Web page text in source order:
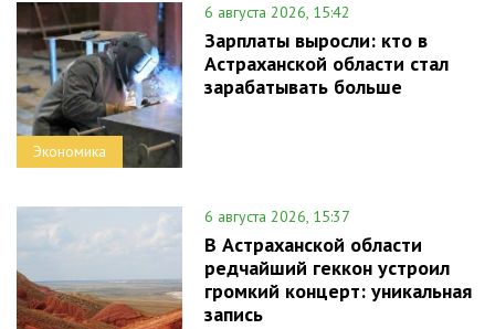
Экономика
6 августа 2026, 15:42
Зарплаты выросли: кто в
Астраханской области стал
зарабатывать больше
6 августа 2026, 15:37
В Астраханской области
редчайший геккон устроил
громкий концерт: уникальная
запись